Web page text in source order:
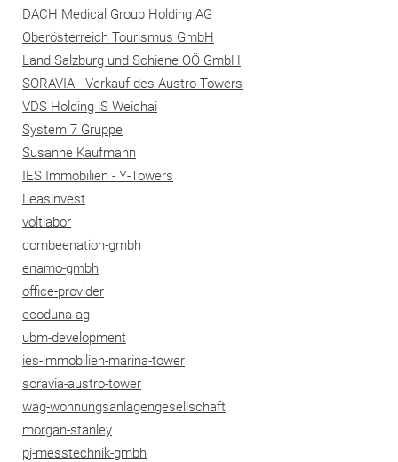
DACH Medical Group Holding AG
Oberösterreich Tourismus GmbH
Land Salzburg und Schiene OÖ GmbH
SORAVIA - Verkauf des Austro Towers
VDS Holding iS Weichai
System 7 Gruppe
Susanne Kaufmann
IES Immobilien - Y-Towers
Leasinvest
voltlabor
combeenation-gmbh
enamo-gmbh
office-provider
ecoduna-ag
ubm-development
ies-immobilien-marina-tower
soravia-austro-tower
wag-wohnungsanlagengesellschaft
morgan-stanley
pj-messtechnik-gmbh